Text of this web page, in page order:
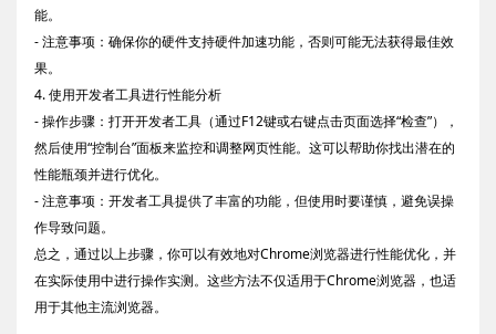
能。
- 注意事项：确保你的硬件支持硬件加速功能，否则可能无法获得最佳效
果。
4. 使用开发者工具进行性能分析
- 操作步骤：打开开发者工具（通过F12键或右键点击页面选择“检查”），
然后使用“控制台”面板来监控和调整网页性能。这可以帮助你找出潜在的
性能瓶颈并进行优化。
- 注意事项：开发者工具提供了丰富的功能，但使用时要谨慎，避免误操
作导致问题。
总之，通过以上步骤，你可以有效地对Chrome浏览器进行性能优化，并
在实际使用中进行操作实测。这些方法不仅适用于Chrome浏览器，也适
用于其他主流浏览器。